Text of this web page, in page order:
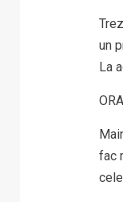
un
La
fac